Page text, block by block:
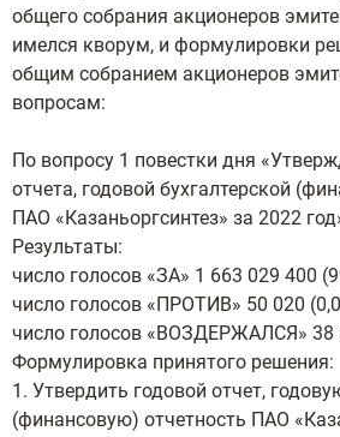
общего собрания акционеров
имелся кворум, и формулировки
общим собранием акционеров
вопросам:
По вопросу 1 повестки дня
отчета, годовой бухгалтерской
ПАО «Казаньоргсинтез» за 2022
Результаты:
число голосов «ЗА» 1 663 029 400
число голосов «ПРОТИВ» 50 020
число голосов «ВОЗДЕРЖАЛСЯ» 38
Формулировка принятого решения:
1. Утвердить годовой отчет,
(финансовую) отчетность ПАО